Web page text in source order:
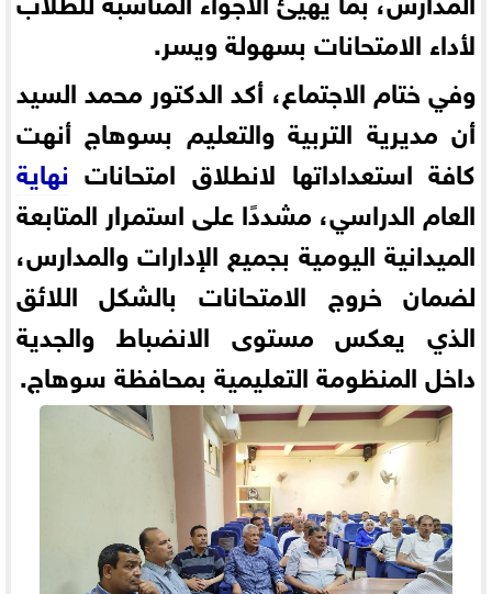
لأداء الامتحانات بسهولة ويسر.
وفي ختام الاجتماع، أكد الدكتور محمد السيد
أن مديرية التربية والتعليم بسوهاج أنهت
كافة استعداداتها لانطلاق امتحانات نهاية
العام الدراسي، مشددًا على استمرار المتابعة
الميدانية اليومية بجميع الإدارات والمدارس،
لضمان خروج الامتحانات بالشكل اللائق
الذي يعكس مستوى الانضباط والجدية
داخل المنظومة التعليمية بمحافظة سوهاج.